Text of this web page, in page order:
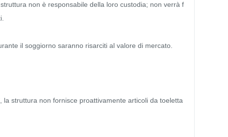
non è responsabile della loro custodia; non verrà f
il soggiorno saranno risarciti al valore di mercato.
struttura non fornisce proattivamente articoli da toeletta